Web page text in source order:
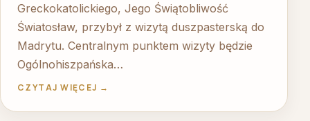
Greckokatolickiego, Jego Świątobliwość
Światosław, przybył z wizytą duszpasterską do
Madrytu. Centralnym punktem wizyty będzie
Ogólnohiszpańska…
CZYTAJ WIĘCEJ →